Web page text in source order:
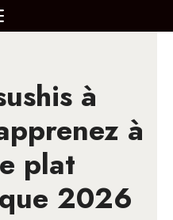
MENU
à
à
plat
2026